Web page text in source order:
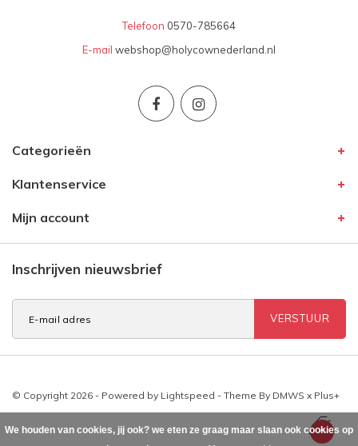
Telefoon 0570-785664
E-mail webshop@holycownederland.nl
Categorieën
Klantenservice
Mijn account
Inschrijven nieuwsbrief
VERSTUUR
© Copyright 2026 - Powered by Lightspeed - Theme By DMWS x Plus+
We houden van cookies, jij ook? we eten ze graag maar slaan ook cookies op